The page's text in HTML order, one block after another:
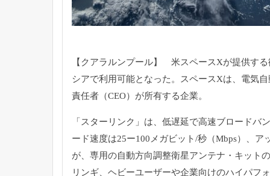
【クアラルンプール】 米スペースXが提供す
シアで利用可能となった。スペースXは、電気自
責任者（CEO）が所有する企業。
「スターリンク」は、低遅延で高速ブロードバ
ード速度は25ー100メガビット/秒（Mbps）、 ア
が、専用の自動方向調整衛星アンテナ・キットの
リンギ、ヘビーユーザーや企業向けのハイパフ